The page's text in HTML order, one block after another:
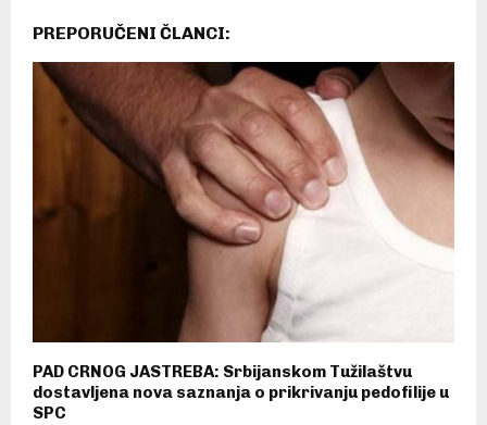
PREPORUČENI ČLANCI:
PAD CRNOG JASTREBA: Srbijanskom Tužilaštvu
dostavljena nova saznanja o prikrivanju pedofilije u
SPC